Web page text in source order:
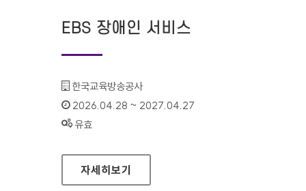
EBS 장애인 서비스
기관명 :
한국교육방송공사
인증기간 :
2026.04.28 ~ 2027.04.27
상태 :
유효
EBS 장애인 서비스
자세히보기